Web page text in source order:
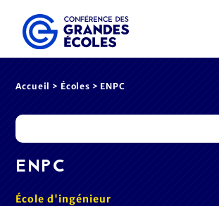
Accueil > Écoles > ENPC
ENPC
École d'ingénieur